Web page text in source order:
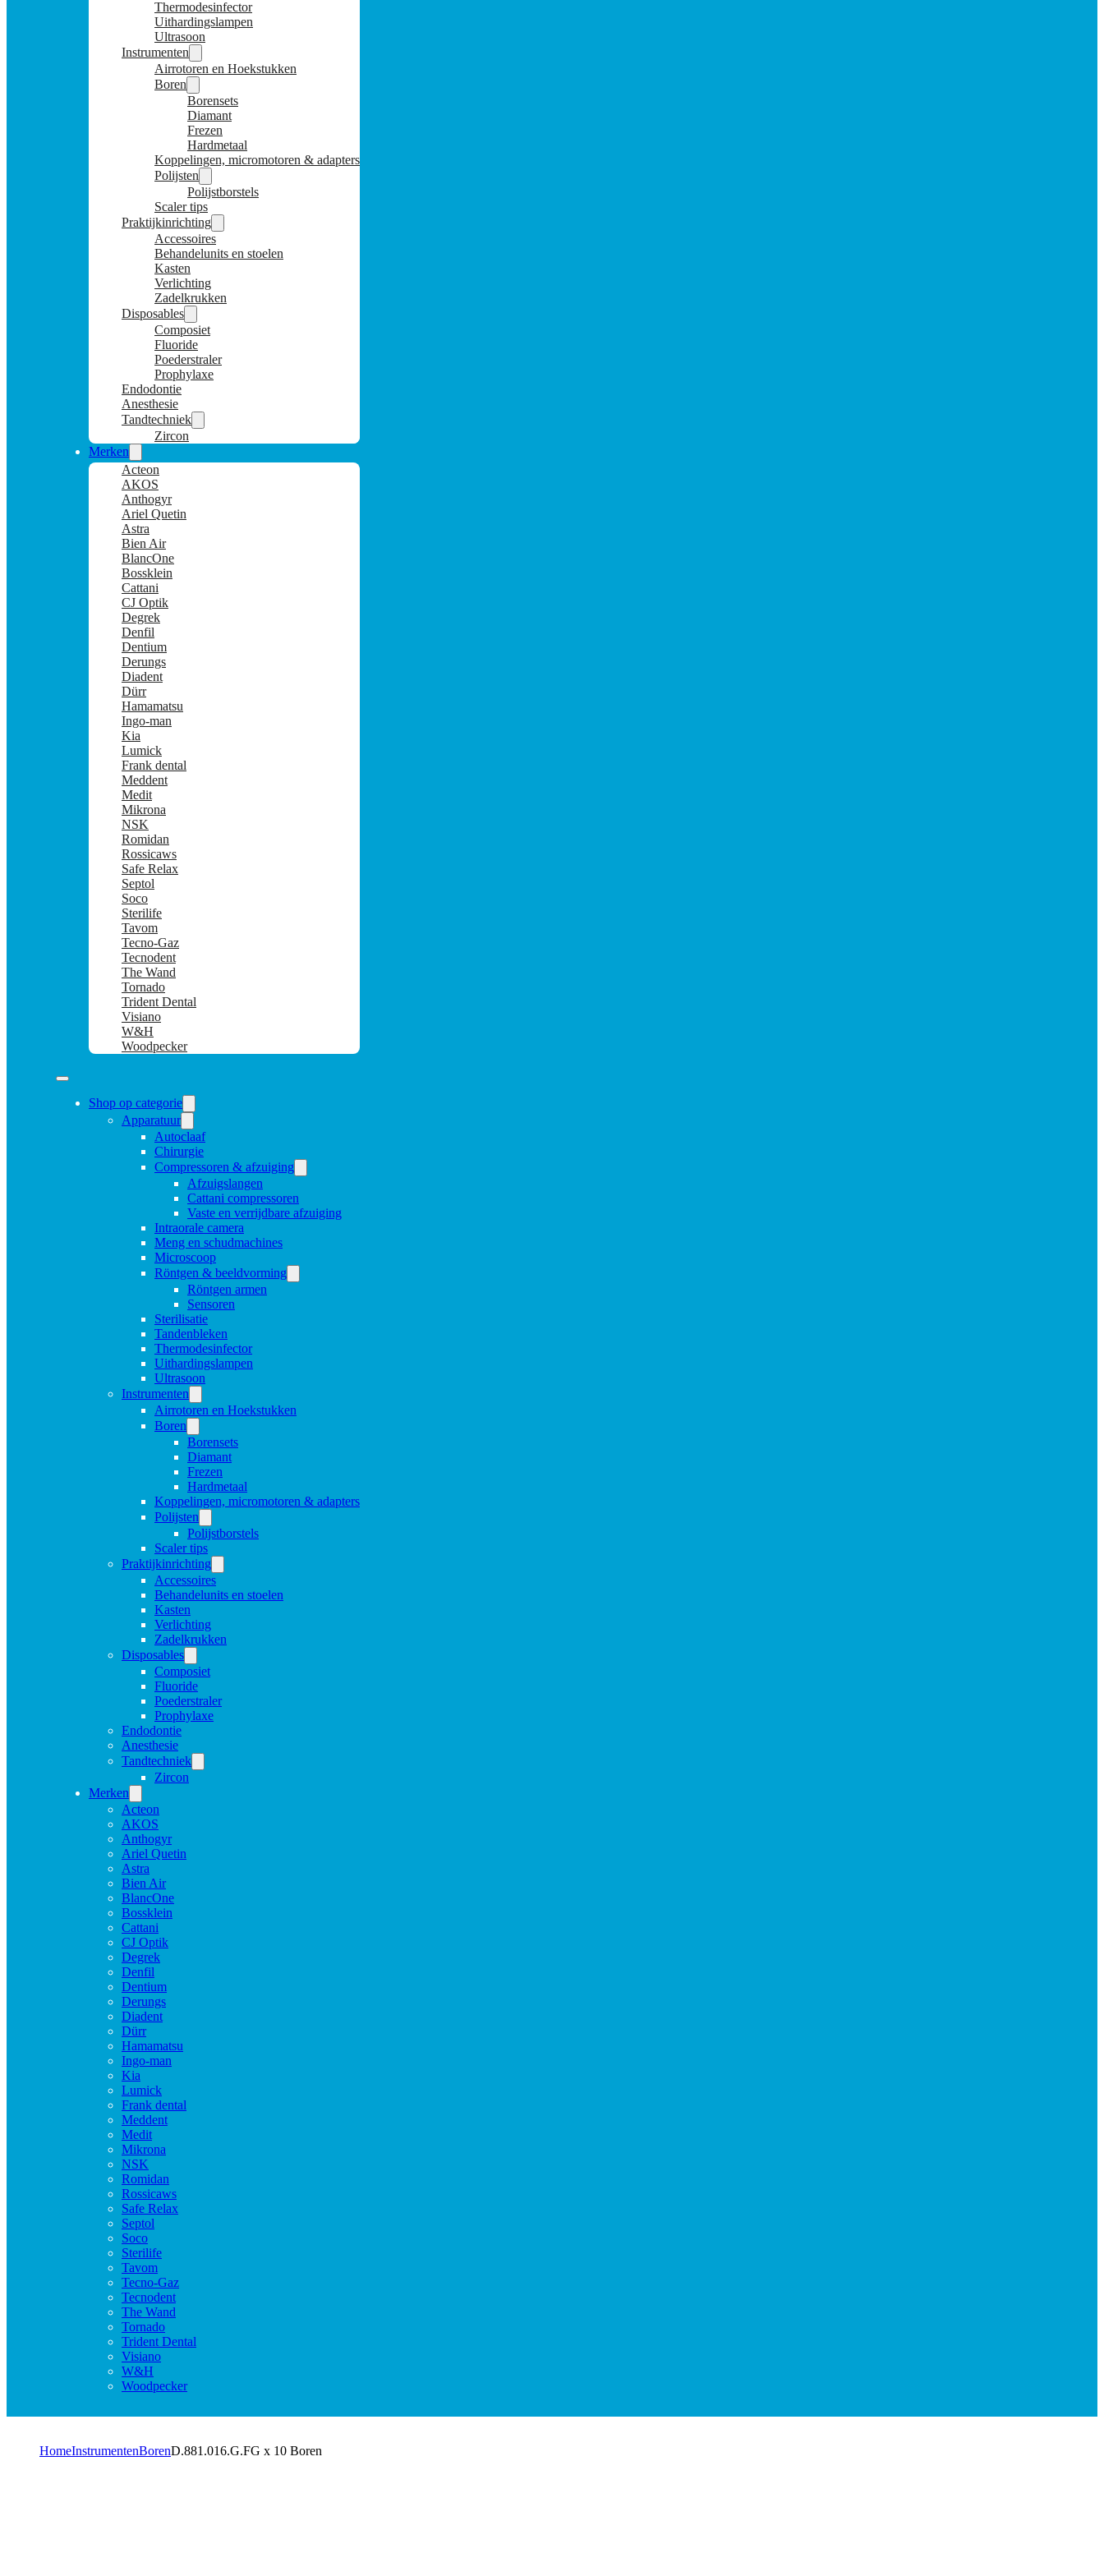
Thermodesinfector
Uithardingslampen
Ultrasoon
Instrumenten
Airrotoren en Hoekstukken
Boren
Borensets
Diamant
Frezen
Hardmetaal
Koppelingen, micromotoren & adapters
Polijsten
Polijstborstels
Scaler tips
Praktijkinrichting
Accessoires
Behandelunits en stoelen
Kasten
Verlichting
Zadelkrukken
Disposables
Composiet
Fluoride
Poederstraler
Prophylaxe
Endodontie
Anesthesie
Tandtechniek
Zircon
Merken
Acteon
AKOS
Anthogyr
Ariel Quetin
Astra
Bien Air
BlancOne
Bossklein
Cattani
CJ Optik
Degrek
Denfil
Dentium
Derungs
Diadent
Dürr
Hamamatsu
Ingo-man
Kia
Lumick
Frank dental
Meddent
Medit
Mikrona
NSK
Romidan
Rossicaws
Safe Relax
Septol
Soco
Sterilife
Tavom
Tecno-Gaz
Tecnodent
The Wand
Tornado
Trident Dental
Visiano
W&H
Woodpecker
Shop op categorie
Apparatuur
Autoclaaf
Chirurgie
Compressoren & afzuiging
Afzuigslangen
Cattani compressoren
Vaste en verrijdbare afzuiging
Intraorale camera
Meng en schudmachines
Microscoop
Röntgen & beeldvorming
Röntgen armen
Sensoren
Sterilisatie
Tandenbleken
Thermodesinfector
Uithardingslampen
Ultrasoon
Instrumenten
Airrotoren en Hoekstukken
Boren
Borensets
Diamant
Frezen
Hardmetaal
Koppelingen, micromotoren & adapters
Polijsten
Polijstborstels
Scaler tips
Praktijkinrichting
Accessoires
Behandelunits en stoelen
Kasten
Verlichting
Zadelkrukken
Disposables
Composiet
Fluoride
Poederstraler
Prophylaxe
Endodontie
Anesthesie
Tandtechniek
Zircon
Merken
Acteon
AKOS
Anthogyr
Ariel Quetin
Astra
Bien Air
BlancOne
Bossklein
Cattani
CJ Optik
Degrek
Denfil
Dentium
Derungs
Diadent
Dürr
Hamamatsu
Ingo-man
Kia
Lumick
Frank dental
Meddent
Medit
Mikrona
NSK
Romidan
Rossicaws
Safe Relax
Septol
Soco
Sterilife
Tavom
Tecno-Gaz
Tecnodent
The Wand
Tornado
Trident Dental
Visiano
W&H
Woodpecker
HomeInstrumentenBorenD.881.016.G.FG x 10 Boren